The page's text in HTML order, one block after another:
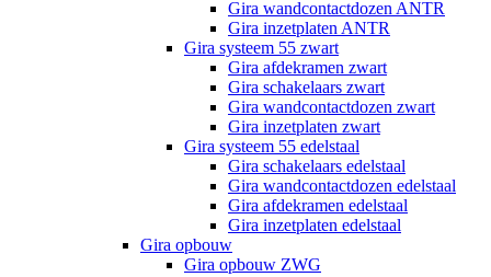
Gira wandcontactdozen ANTR
Gira inzetplaten ANTR
Gira systeem 55 zwart
Gira afdekramen zwart
Gira schakelaars zwart
Gira wandcontactdozen zwart
Gira inzetplaten zwart
Gira systeem 55 edelstaal
Gira schakelaars edelstaal
Gira wandcontactdozen edelstaal
Gira afdekramen edelstaal
Gira inzetplaten edelstaal
Gira opbouw
Gira opbouw ZWG